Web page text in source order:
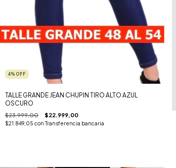
4% OFF
TALLE GRANDE JEAN CHUPIN TIRO ALTO AZUL
OSCURO
$23.999,00 $22.999,00
$21.849,05 con Transferencia bancaria